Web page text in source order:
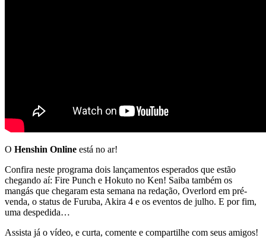
O Henshin Online está no ar!
Confira neste programa dois lançamentos esperados que estão
chegando aí: Fire Punch e Hokuto no Ken! Saiba também os
mangás que chegaram esta semana na redação, Overlord em pré-
venda, o status de Furuba, Akira 4 e os eventos de julho. E por fim,
uma despedida…
Assista já o vídeo, e curta, comente e compartilhe com seus amigos!